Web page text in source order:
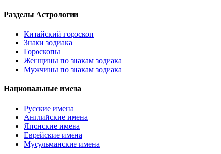
Разделы Астрологии
Китайский гороскоп
Знаки зодиака
Гороскопы
Женщины по знакам зодиака
Мужчины по знакам зодиака
Национальные имена
Русские имена
Английские имена
Японские имена
Еврейские имена
Мусульманские имена